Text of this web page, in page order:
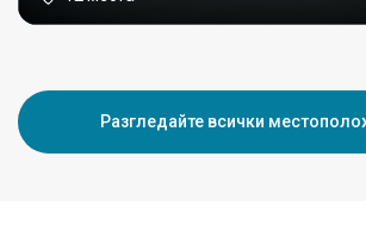
Разгледайте всички